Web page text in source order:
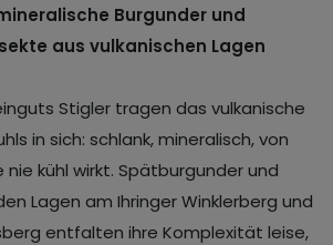
Burgunder und
aus vulkanischen Lagen
Stigler tragen das vulkanische
in sich: schlank, mineralisch, von
nie kühl wirkt. Spätburgunder und
Lagen am Ihringer Winklerberg und
entfalten ihre Komplexität leise,